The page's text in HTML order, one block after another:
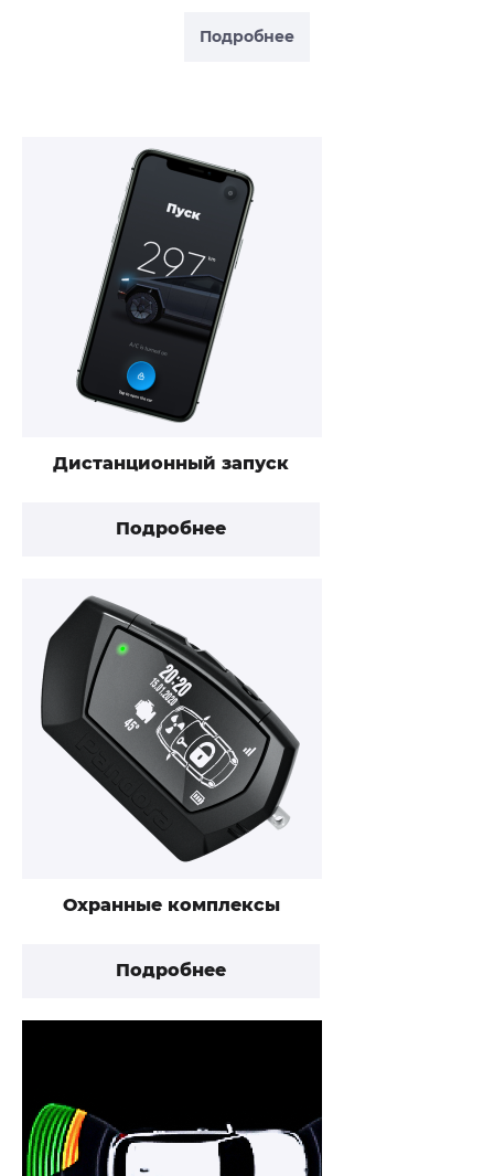
Подробнее
Дистанционный запуск
Подробнее
Охранные комплексы
Подробнее